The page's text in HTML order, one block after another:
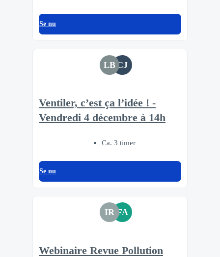
Se nu
LB CJ
Ventiler, c’est ça l’idée ! -
Vendredi 4 décembre à 14h
Ca. 3 timer
Se nu
IR FA
Webinaire Revue Pollution